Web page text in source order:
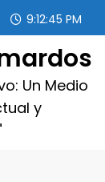
9:12:47 PM
Un Medio
y